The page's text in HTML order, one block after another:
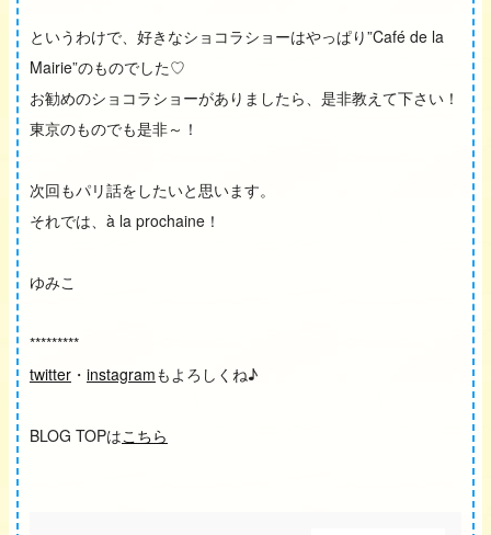
というわけで、好きなショコラショーはやっぱり”Café de la
Mairie”のものでした♡
お勧めのショコラショーがありましたら、是非教えて下さい！
東京のものでも是非～！
次回もパリ話をしたいと思います。
それでは、à la prochaine！
ゆみこ
*********
twitter ・ instagramもよろしくね♪
BLOG TOPはこちら